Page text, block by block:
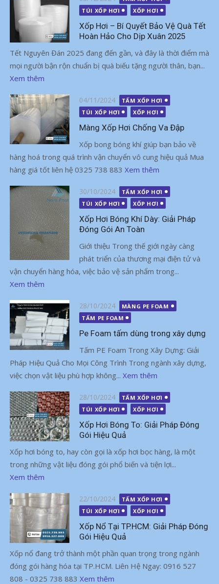
vào
TÚI XỐP HƠI
XỐP HƠI
Xốp Hơi – Bí Quyết Bảo Vệ Quà Tết
Hoàn Hảo Cho Dịp Xuân 2025
Tết Nguyên Đán 2025 đang đến gần, và đây là thời điểm mà
mọi người bận rộn chuẩn bị quà biếu tặng người thân, bạn...
Xem thêm
Đăng
vào
04/11/2024
TẤM XỐP HƠI
TÚI XỐP HƠI
XỐP HƠI
Màng Xốp Hơi Chống Va Đập
Xốp bong bóng khí giúp bạn bảo về
hàng hoá trong quá trình vận chuyển vô cung hiệu quả Mua
hàng giá tốt liên hệ 0325 738 883 Xem thêm
Đăng
vào
30/10/2024
TẤM XỐP HƠI
TÚI XỐP HƠI
XỐP HƠI
Xốp Hơi Bóng Khí Dày: Giải Pháp
Đóng Gói An Toàn
Giới thiệu Trong thế giới ngày càng
phát triển của thương mại điện tử và
vận chuyển hàng hóa, việc bảo vệ sản phẩm trong...
Xem thêm
Đăng
vào
28/10/2024
MÀNG PE FOAM
TẤM PE FOAM
Pe Foam tấm dùng trong xây dựng
Tấm PE Foam Trong Xây Dựng: Giải
Pháp Hiệu Quả Cho Mọi Công Trình Trong ngành xây dựng,
việc chọn vật liệu phù hợp không... Xem thêm
Đăng
vào
28/10/2024
TẤM XỐP HƠI
TÚI XỐP HƠI
XỐP HƠI
Xốp Hơi Bóng To: Giải Pháp Đóng
Gói Hiệu Quả
Xốp hơi bóng to, hay còn gọi là xốp hơi bọc hàng, là một
trong những vật liệu đóng gói phổ biến và tiện lợi...
Xem thêm
Đăng
vào
22/10/2024
TẤM XỐP HƠI
TÚI XỐP HƠI
XỐP HƠI
Xốp Nổ Tại TP.HCM: Giải Pháp Đóng
Gói Hiệu Quả
Xốp nổ đang trở thành một phần quan trọng trong ngành
đóng gói hàng hóa tại TP.HCM. Liên Hệ Ngay: 0916 527
808 - 0325 738 883 Xem thêm